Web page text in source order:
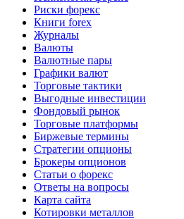
Риски форекс
Книги forex
Журналы
Валюты
Валютные пары
Графики валют
Торговые тактики
Выгодные инвестиции
Фондовый рынок
Торговые платформы
Биржевые термины
Стратегии опционы
Брокеры опционов
Статьи о форекс
Ответы на вопросы
Карта сайта
Котировки металлов